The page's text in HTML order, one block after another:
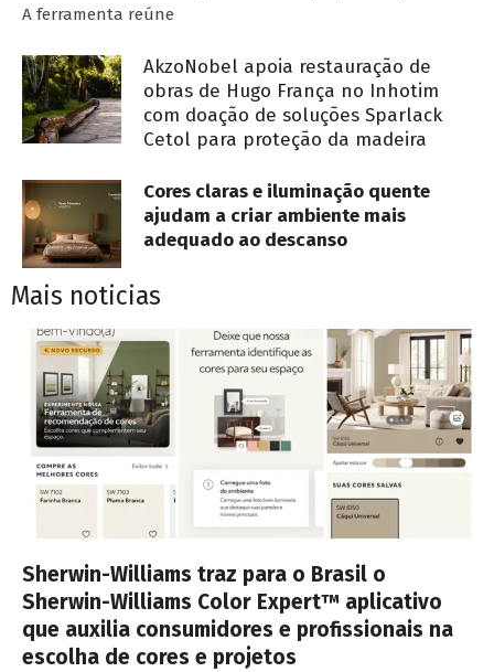
A ferramenta reúne
AkzoNobel apoia restauração de
obras de Hugo França no Inhotim
com doação de soluções Sparlack
Cetol para proteção da madeira
Cores claras e iluminação quente
ajudam a criar ambiente mais
adequado ao descanso
Mais noticias
Sherwin-Williams traz para o Brasil o
Sherwin-Williams Color Expert™ aplicativo
que auxilia consumidores e profissionais na
escolha de cores e projetos